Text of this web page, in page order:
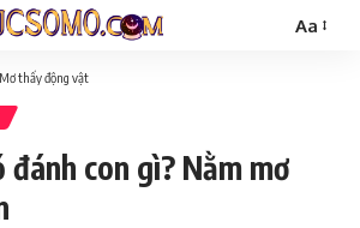
Aa
Mơ thấy động vật
con gì? Nằm mơ